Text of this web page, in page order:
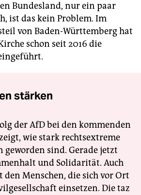
Bundesland, nur ein paar
ist das kein Problem. Im
von Baden-Württemberg hat
schon seit 2016 die
stärken
der AfD bei den kommenden
wie stark rechtsextreme
geworden sind. Gerade jetzt
und Solidarität. Auch
Menschen, die sich vor Ort
einsetzen. Die taz